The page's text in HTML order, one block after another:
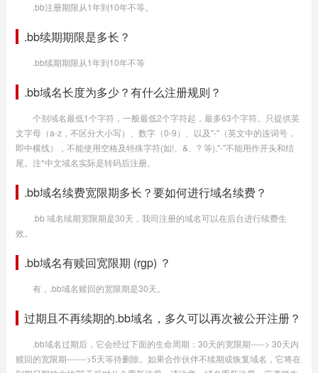
.bb注册期限从1年到10年不等。
.bb续期期限是多长？
.bb续期期限从1年到10年不等
.bb域名长度为多少？有什么注册规则？
个别域名最低1个字符，一般最低2个字符起，最多63个字符。只提供英
文字母（a-z，不区分大小写）、数字（0-9）、以及"-"（英文中的连词号，
即中横线），不能使用空格及特殊字符(如!、&、? 等),"-"不能用作开头和结
尾。注*中文域名实际是转码后注册。
.bb域名续费宽限期多长？要如何进行域名续费？
.bb 域名续期宽限期是30天，我司注册的域名可以在后台进行续费生
效。
.bb域名有赎回宽限期 (rgp) ？
有，.bb域名赎回的宽限期是30天。
过期且不再续期的.bb域名，多久可以再次被公开注册？
.bb域名过期后，它会经过下面的生命周期：30天的宽限期-----> 30天内
赎回的宽限期------->5天等待删除。如果合作伙伴不续期或恢复域名，它将在